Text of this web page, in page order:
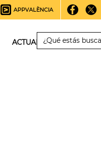
APPVALÈNCIA
ACTUALIDAD